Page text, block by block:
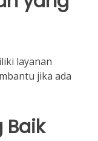
layanan
jika ada
Baik